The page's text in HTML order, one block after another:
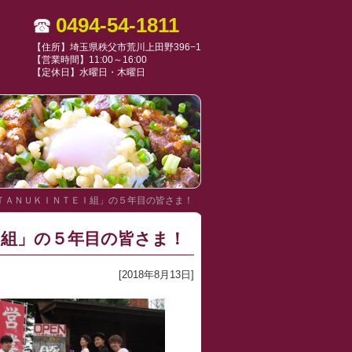
0494-54-1811
【住所】埼玉県秩父市荒川上田野396−1
【営業時間】11:00～16:00
【定休日】水曜日・木曜日
ＮＵＫＩＮＴＥＩ組」の５年目の皆さま！
」の５年目の皆さま！
[2018年8月13日]